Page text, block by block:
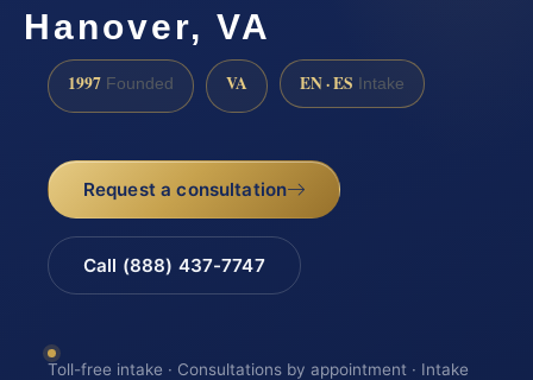
Hanover, VA
1997 Founded VA EN · ES Intake
Request a consultation
Call (888) 437-7747
Toll-free intake · Consultations by appointment · Intake